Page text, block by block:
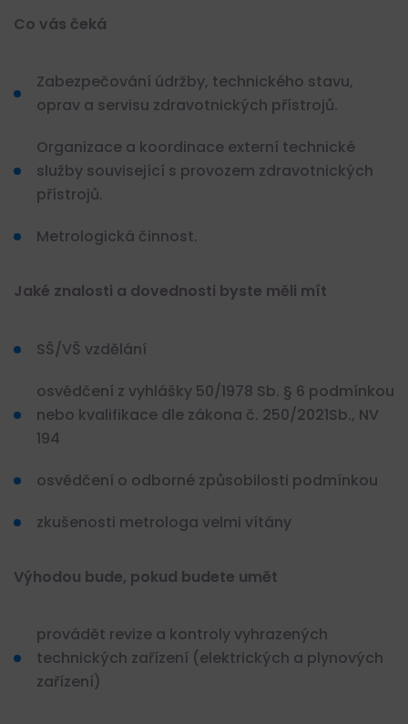
Co vás čeká
Zabezpečování údržby, technického stavu,
oprav a servisu zdravotnických přístrojů.
Organizace a koordinace externí technické
služby související s provozem zdravotnických
přístrojů.
Metrologická činnost.
Jaké znalosti a dovednosti byste měli mít
SŠ/VŠ vzdělání
osvědčení z vyhlášky 50/1978 Sb. § 6 podmínkou
nebo kvalifikace dle zákona č. 250/2021Sb., NV
194
osvědčení o odborné způsobilosti podmínkou
zkušenosti metrologa velmi vítány
Výhodou bude, pokud budete umět
provádět revize a kontroly vyhrazených
technických zařízení (elektrických a plynových
zařízení)